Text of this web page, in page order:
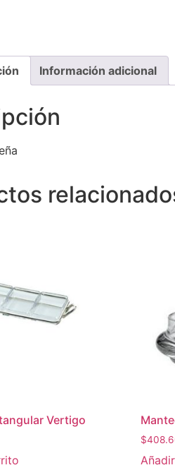
Información adicional
Vertigo
$